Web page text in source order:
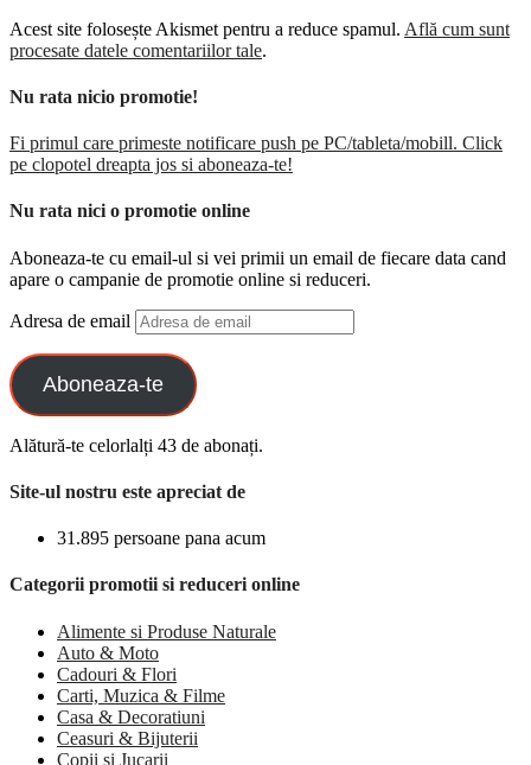
Acest site folosește Akismet pentru a reduce spamul. Află cum sunt
procesate datele comentariilor tale.
Nu rata nicio promotie!
Fi primul care primeste notificare push pe PC/tableta/mobill. Click
pe clopotel dreapta jos si aboneaza-te!
Nu rata nici o promotie online
Aboneaza-te cu email-ul si vei primii un email de fiecare data cand
apare o campanie de promotie online si reduceri.
Adresa de email
Aboneaza-te
Alătură-te celorlalți 43 de abonați.
Site-ul nostru este apreciat de
31.895 persoane pana acum
Categorii promotii si reduceri online
Alimente si Produse Naturale
Auto & Moto
Cadouri & Flori
Carti, Muzica & Filme
Casa & Decoratiuni
Ceasuri & Bijuterii
Copii si Jucarii